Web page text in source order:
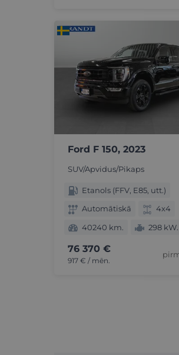
Ford F 150, 2023
SUV/Apvidus/Pikaps
Etanols (FFV, E85, utt.)
Automātiskā
4x4
40240 km.
298 kW.
76 370 €
917 € / mēn.